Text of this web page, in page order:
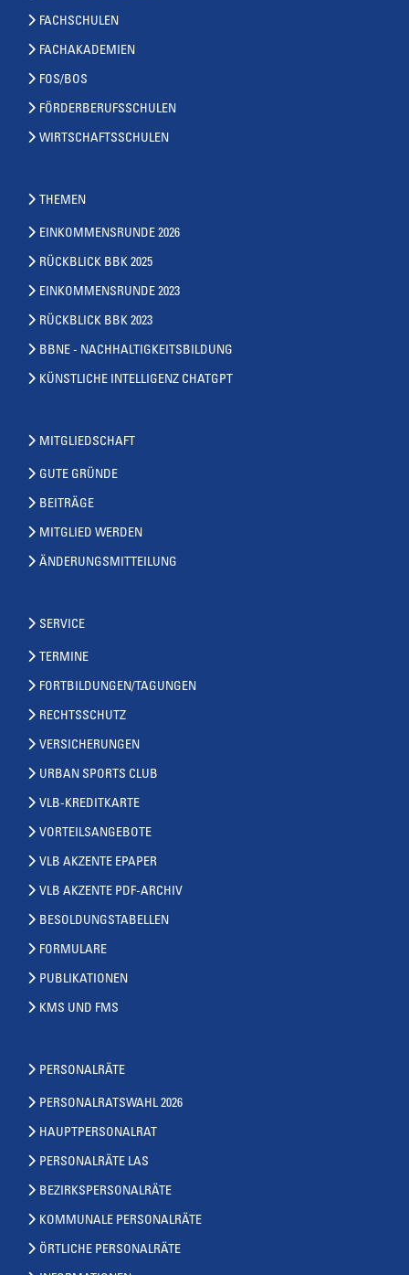
FACHSCHULEN
FACHAKADEMIEN
FOS/BOS
FÖRDERBERUFSSCHULEN
WIRTSCHAFTSSCHULEN
THEMEN
EINKOMMENSRUNDE 2026
RÜCKBLICK BBK 2025
EINKOMMENSRUNDE 2023
RÜCKBLICK BBK 2023
BBNE - NACHHALTIGKEITSBILDUNG
KÜNSTLICHE INTELLIGENZ CHATGPT
MITGLIEDSCHAFT
GUTE GRÜNDE
BEITRÄGE
MITGLIED WERDEN
ÄNDERUNGSMITTEILUNG
SERVICE
TERMINE
FORTBILDUNGEN/TAGUNGEN
RECHTSSCHUTZ
VERSICHERUNGEN
URBAN SPORTS CLUB
VLB-KREDITKARTE
VORTEILSANGEBOTE
VLB AKZENTE EPAPER
VLB AKZENTE PDF-ARCHIV
BESOLDUNGSTABELLEN
FORMULARE
PUBLIKATIONEN
KMS UND FMS
PERSONALRÄTE
PERSONALRATSWAHL 2026
HAUPTPERSONALRAT
PERSONALRÄTE LAS
BEZIRKSPERSONALRÄTE
KOMMUNALE PERSONALRÄTE
ÖRTLICHE PERSONALRÄTE